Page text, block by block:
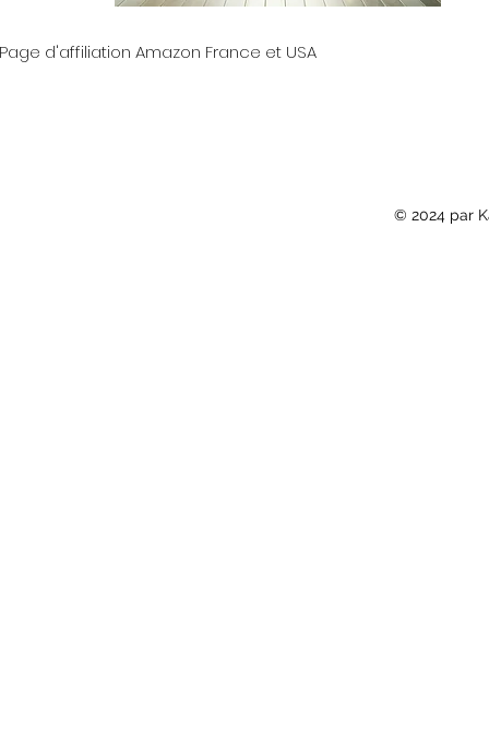
Page d'affiliation Amazon France et USA
© 2024 par